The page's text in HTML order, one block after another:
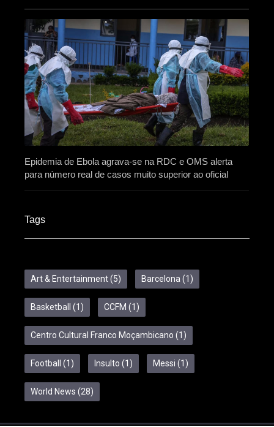
Epidemia de Ebola agrava-se na RDC e OMS alerta
para número real de casos muito superior ao oficial
Tags
Art & Entertainment(5) Barcelona (1)
Basketball (1) CCFM (1)
Centro Cultural Franco Moçambicano (1)
Football (1) Insulto (1) Messi (1)
World News (28)